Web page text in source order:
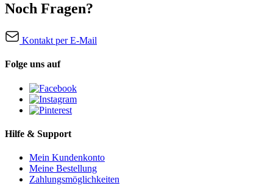
Noch Fragen?
Kontakt per E-Mail
Folge uns auf
Hilfe & Support
Mein Kundenkonto
Meine Bestellung
Zahlungsmöglichkeiten